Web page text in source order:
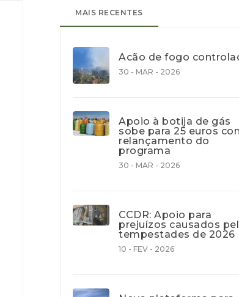
MAIS RECENTES
Acão de fogo
30 - MAR - 2026
Apoio à botija de gás
sobe para 25 euros
relançamento do
programa
30 - MAR - 2026
CCDR: Apoio para
prejuízos causados
tempestades de 2026
10 - FEV - 2026